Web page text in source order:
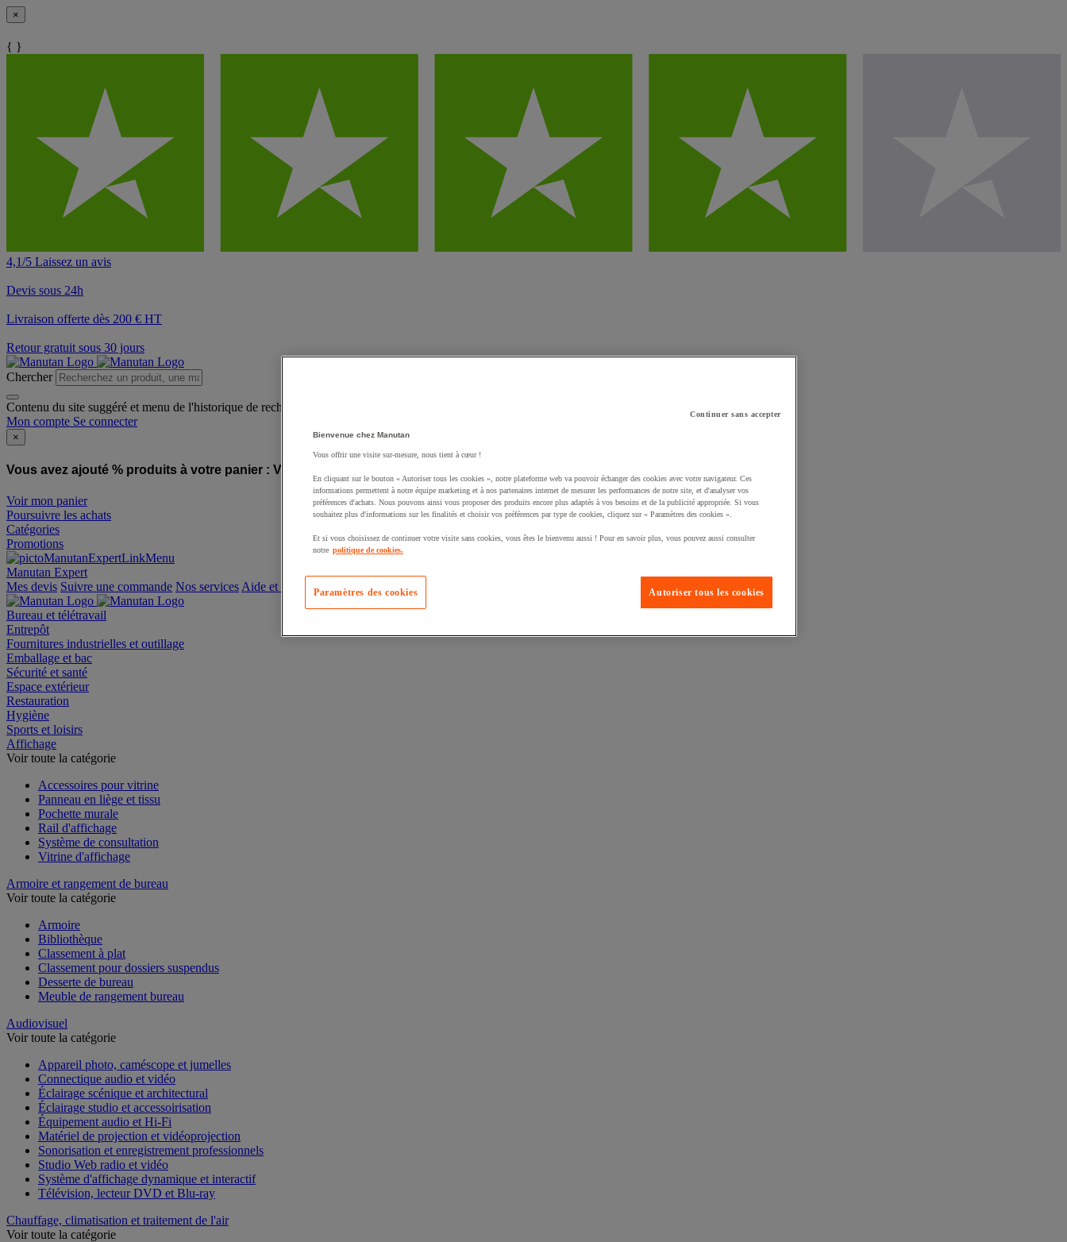
×
{ }
4,1/5 Laissez un avis
Devis sous 24h
Livraison offerte dès 200 € HT
Retour gratuit sous 30 jours
Chercher
Contenu du site suggéré et menu de l'historique de recherche
Mon compte Se connecter
×
Vous avez ajouté % produits à votre panier : Vous avez ajouté un produit à votre panier :
Voir mon panier
Poursuivre les achats
Catégories
Promotions
Manutan Expert
offre reconditionnée
Mes devis Suivre une commande Nos services Aide et contact
Bureau et télétravail
Entrepôt
Fournitures industrielles et outillage
Emballage et bac
Sécurité et santé
Espace extérieur
Restauration
Hygiène
Sports et loisirs
Affichage
Accessoires pour vitrine
Panneau en liège et tissu
Pochette murale
Rail d'affichage
Système de consultation
Armoire et rangement de bureau
Armoire
Bibliothèque
Classement à plat
Classement pour dossiers suspendus
Desserte de bureau
Audiovisuel
Appareil photo, caméscope et jumelles
Connectique audio et vidéo
Éclairage scénique et architectural
Éclairage studio et accessoirisation
Équipement audio et Hi-Fi
Matériel de projection et vidéoprojection
Sonorisation et enregistrement professionnels
Studio Web radio et vidéo
Système d'affichage dynamique et interactif
Chauffage, climatisation et traitement de l'air
Continuer sans accepter
Bienvenue chez Manutan
Vous offrir une visite sur-mesure, nous tient à cœur !
En cliquant sur le bouton « Autoriser tous les cookies », notre plateforme web va pouvoir échanger des cookies avec votre navigateur. Ces
informations permettent à notre équipe marketing et à nos partenaires internet de mesurer les performances de notre site, et d'analyser vos
préférences d'achats. Nous pouvons ainsi vous proposer des produits encore plus adaptés à vos besoins et de la publicité appropriée. Si vous
souhaitez plus d'informations sur les finalités et choisir vos préférences par type de cookies, cliquez sur « Paramètres des cookies ».
Et si vous choisissez de continuer votre visite sans cookies, vous êtes le bienvenu aussi ! Pour en savoir plus, vous pouvez aussi consulter
notre politique de cookies.
Autoriser tous les cookies
Paramètres des cookies